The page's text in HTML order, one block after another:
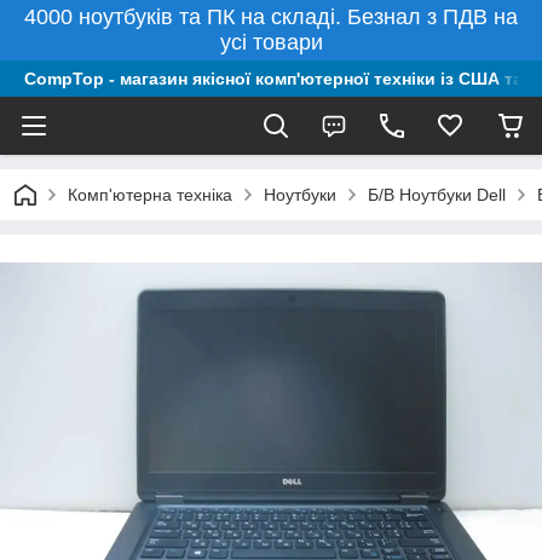
4000 ноутбуків та ПК на складі. Безнал з ПДВ на
усі товари
CompTop - магазин якісної комп'ютерної техніки із США та
Комп'ютерна техніка Ноутбуки Б/В Ноутбуки Dell